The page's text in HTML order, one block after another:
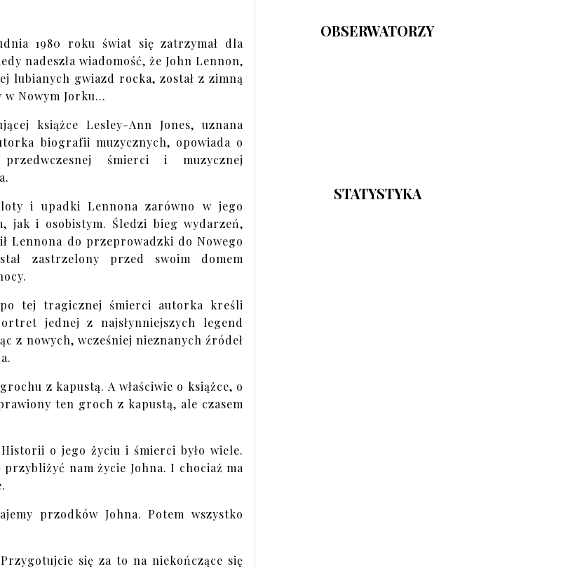
1980 roku świat się zatrzymał dla
nadeszła wiadomość, że John Lennon,
lubianych gwiazd rocka, został z zimną
Nowym Jorku…
książce Lesley-Ann Jones, uznana
biografii muzycznych, opowiada o
śmierci i muzycznej
i upadki Lennona zarówno w jego
jak i osobistym. Śledzi bieg wydarzeń,
Lennona do przeprowadzki do Nowego
zastrzelony przed swoim domem
tej tragicznej śmierci autorka kreśli
jednej z najsłynniejszych legend
z nowych, wcześniej nieznanych źródeł
z kapustą. A właściwie o książce, o
ten groch z kapustą, ale czasem
o jego życiu i śmierci było wiele.
nam życie Johna. I chociaż ma
przodków Johna. Potem wszystko
się za to na niekończące się
OBSERWATORZY
STATYSTYKA